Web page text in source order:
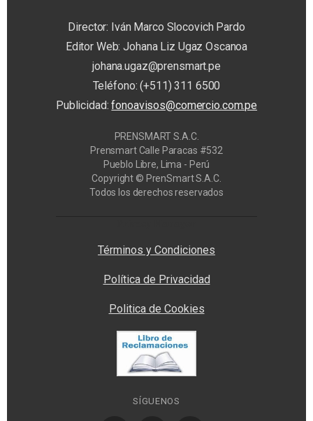
Director: Iván Marco Slocovich Pardo
Editor Web: Johana Liz Ugaz Oscanoa
johana.ugaz@prensmart.pe
Teléfono: (+511) 311 6500
Publicidad:fonoavisos@comercio.com.pe
PRENSMART S.A.C.
Prensmart Calle Paracas #532
Pueblo Libre, Lima - Perú
Copyright © PrenSmart S.A.C.
Todos los derechos reservados
Términos y Condiciones
Política de Privacidad
Politica de Cookies
SÍGUENOS